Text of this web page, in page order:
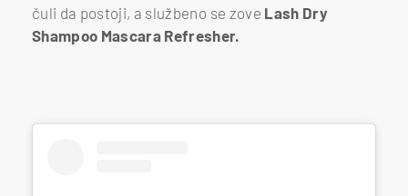
čuli da postoji, a službeno se zove Lash Dry
Shampoo Mascara Refresher.